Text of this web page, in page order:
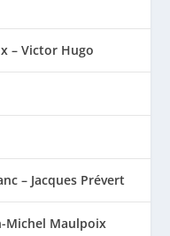
– Victor Hugo
– Jacques Prévert
Michel Maulpoix